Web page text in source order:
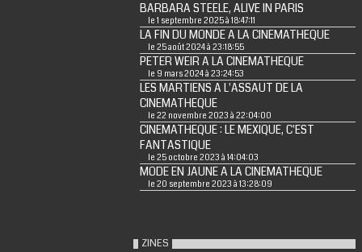
BARBARA STEELE, ALIVE IN PARIS
le 1 septembre 2025 à 18:47:11
LA FIN DU MONDE A LA CINEMATHEQUE
le 25 août 2024 à 23:18:55
PETER WEIR A LA CINEMATHEQUE
le 9 mars 2024 à 23:24:53
LES MARTIENS A L'ASSAUT DE LA
CINEMATHEQUE
le 22 novembre 2023 à 22:04:00
CINEMATHEQUE : LE MEXIQUE, C'EST
FANTASTIQUE
le 25 octobre 2023 à 14:04:03
MODE EN JAUNE A LA CINEMATHEQUE
le 20 septembre 2023 à 13:28:09
ZINES